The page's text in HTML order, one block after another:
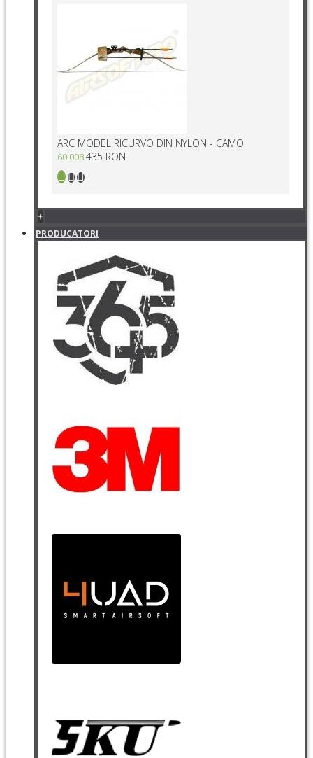
ARC MODEL RICURVO DIN NYLON - CAMO
60.008435 RON
+
PRODUCATORI